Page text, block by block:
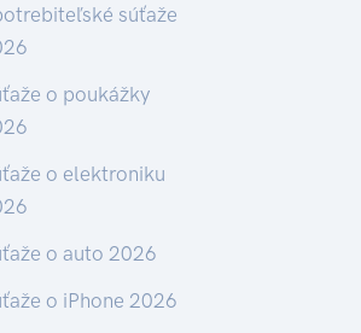
súťaže
o poukážky
o elektroniku
o auto 2026
o iPhone 2026